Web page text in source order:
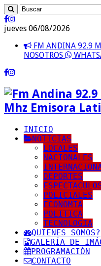
jueves 06/08/2026
FM ANDINA 92.9
NOSOTROS
Mhz Emisora
INICIO
NOTICIAS
LOCALES
NACIONALES
DEPORTES
POLICIALES
ECONOMIA
POLITICA
TECNOLOGIA
QUIENES SOMOS?
GALERÍA DE
PROGRAMACIÓN
CONTACTO